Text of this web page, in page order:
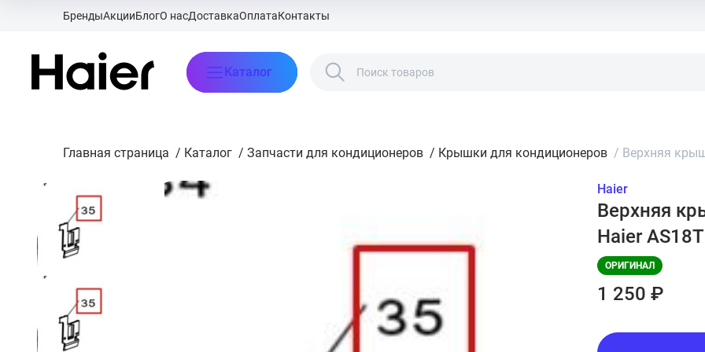
БрендыАкцииБлогО насДоставкаОплатаКонтакты
Каталог
Главная страница / Каталог / Запчасти для кондиционеров / Крышки для кондиционеров / Верхняя
Haier
Верхняя
Haier
ОРИГИНАЛ
1 250 ₽